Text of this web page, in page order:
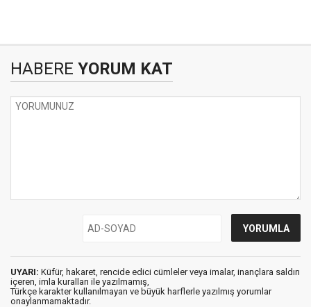
HABERE YORUM KAT
UYARI: Küfür, hakaret, rencide edici cümleler veya imalar, inançlara saldırı
içeren, imla kuralları ile yazılmamış,
Türkçe karakter kullanılmayan ve büyük harflerle yazılmış yorumlar
onaylanmamaktadır.